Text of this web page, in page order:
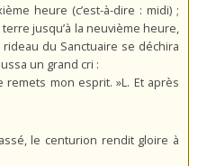
heure (c’est-à-dire : midi) ;
jusqu’à la neuvième heure,
rideau du Sanctuaire se déchira
un grand cri :
mon esprit. »L. Et après
le centurion rendit gloire à